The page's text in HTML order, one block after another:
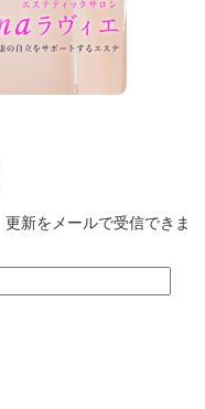
新をメールで受信できま